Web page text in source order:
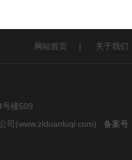
网站首页 | 关于我们
号楼509
司(www.zlduanluqi.com) 备案号